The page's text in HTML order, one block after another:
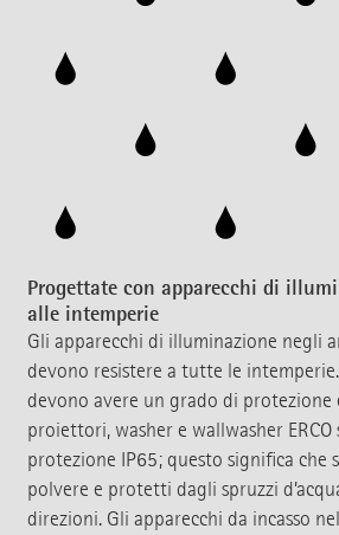
Progettate con apparecchi di
alle intemperie
Gli apparecchi di illuminazione negli
devono resistere a tutte le
devono avere un grado di protezione
proiettori, washer e wallwasher
protezione IP65; questo significa che
polvere e protetti dagli spruzzi
direzioni. Gli apparecchi da incasso